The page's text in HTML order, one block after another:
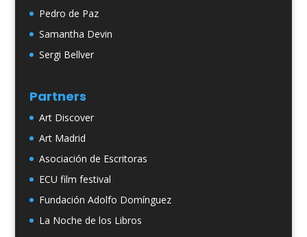
Pedro de Paz
Samantha Devin
Sergi Bellver
Partners
Art Discover
Art Madrid
Asociación de Escritoras
ECU film festival
Fundación Adolfo Domínguez
La Noche de los Libros